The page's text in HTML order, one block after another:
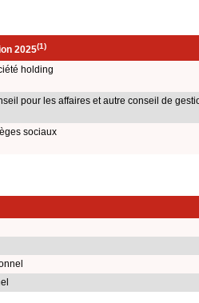
2025(1)
holding
pour les affaires et autre conseil de
sociaux